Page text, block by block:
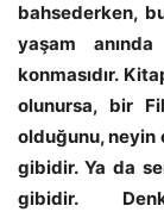
bahsederken,
yaşam
konmasıdır.
olunursa, bir
olduğunu, neyin
gibidir. Ya da
gibidir.